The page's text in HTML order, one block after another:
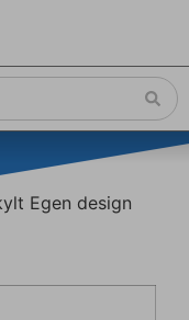
Egen design